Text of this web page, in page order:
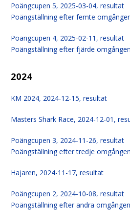
Poängcupen 5, 2025-03-04, resultat
Poängställning efter femte
Poängcupen 4, 2025-02-11, resultat
Poängställning efter fjärde omgången
2024
KM 2024, 2024-12-15, resultat
Masters Shark Race, 2024-12-01,
Poängcupen 3, 2024-11-26, resultat
Poängställning efter tredje omgången
Hajaren, 2024-11-17, resultat
Poängcupen 2, 2024-10-08, resultat
Poängställning efter andra omgången